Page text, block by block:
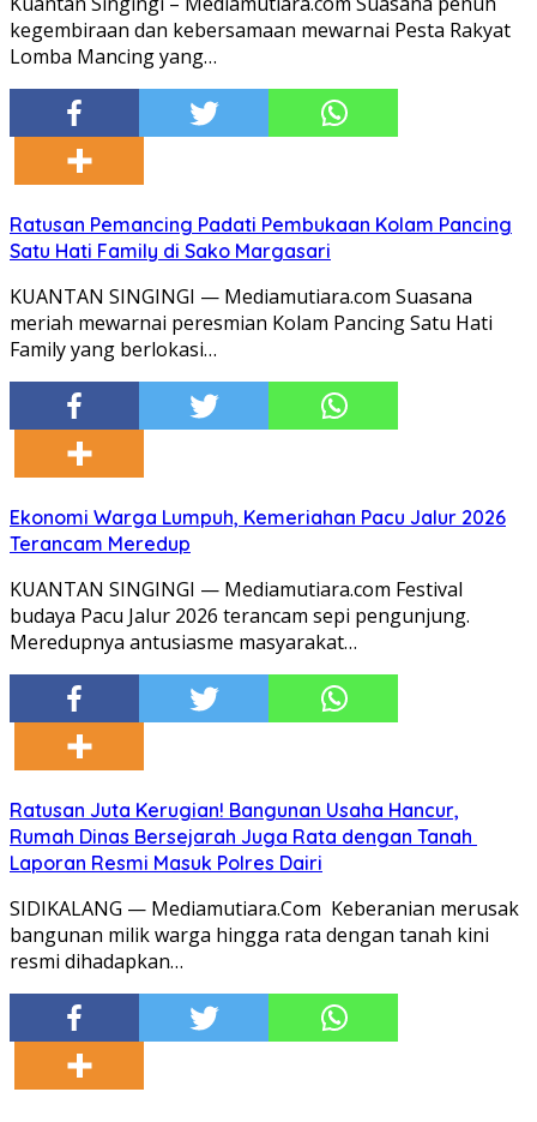
kegembiraan dan kebersamaan mewarnai Pesta Rakyat
Lomba Mancing yang…
Ratusan Pemancing Padati Pembukaan Kolam Pancing
Satu Hati Family di Sako Margasari
KUANTAN SINGINGI — Mediamutiara.com Suasana
meriah mewarnai peresmian Kolam Pancing Satu Hati
Family yang berlokasi…
Ekonomi Warga Lumpuh, Kemeriahan Pacu Jalur 2026
Terancam Meredup
KUANTAN SINGINGI — Mediamutiara.com Festival
budaya Pacu Jalur 2026 terancam sepi pengunjung.
Meredupnya antusiasme masyarakat…
Ratusan Juta Kerugian! Bangunan Usaha Hancur,
Rumah Dinas Bersejarah Juga Rata dengan Tanah
Laporan Resmi Masuk Polres Dairi
SIDIKALANG — Mediamutiara.Com Keberanian merusak
bangunan milik warga hingga rata dengan tanah kini
resmi dihadapkan…